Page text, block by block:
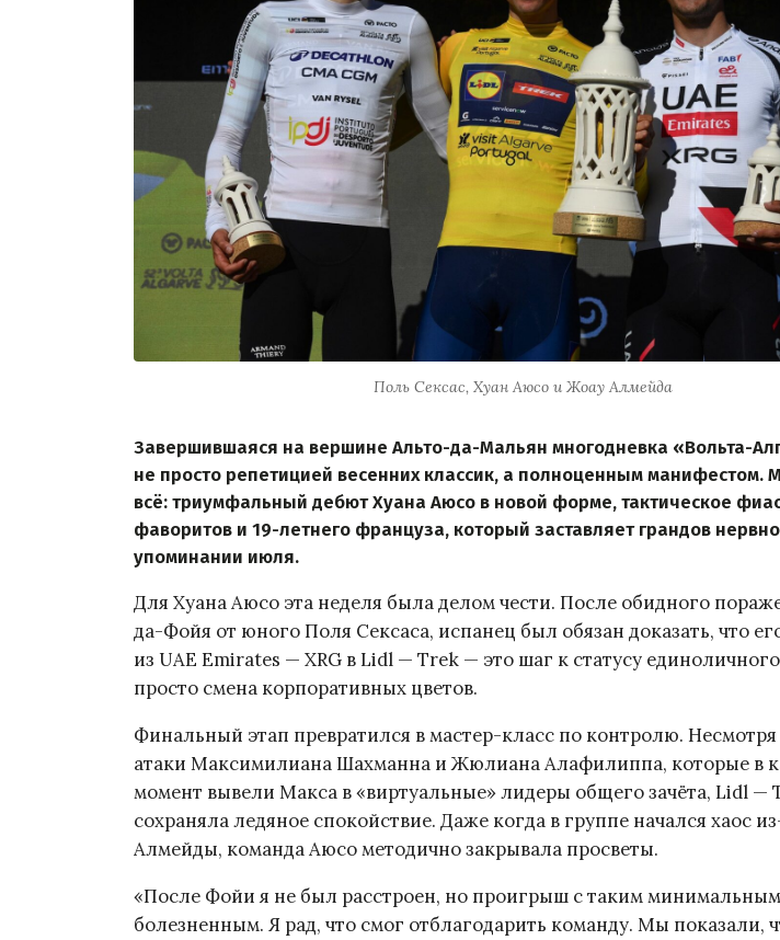
Поль Сексас, Хуан Аюсо и Жоау Алмейда
Завершившаяся на вершине Альто-да-Мальян многодневка «Вольта-
не просто репетицией весенних классик, а полноценным манифестом.
всё: триумфальный дебют Хуана Аюсо в новой форме, тактическое
фаворитов и 19-летнего француза, который заставляет грандов
упоминании июля.
Для Хуана Аюсо эта неделя была делом чести. После обидного
да-Фойя от юного Поля Сексаса, испанец был обязан доказать, что
из UAE Emirates — XRG в Lidl — Trek — это шаг к статусу
просто смена корпоративных цветов.
Финальный этап превратился в мастер-класс по контролю. Несмотря
атаки Максимилиана Шахманна и Жюлиана Алафилиппа, которые в
момент вывели Макса в «виртуальные» лидеры общего зачёта, Lidl —
сохраняла ледяное спокойствие. Даже когда в группе начался хаос
Алмейды, команда Аюсо методично закрывала просветы.
«После Фойи я не был расстроен, но проигрыш с таким
болезненным. Я рад, что смог отблагодарить команду. Мы показали,